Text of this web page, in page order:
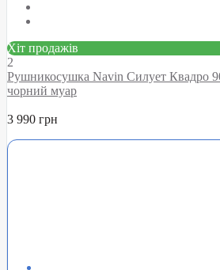
Хіт продажів
2
Рушникосушка Navin Силует Квадро
чорний муар
3 990 грн